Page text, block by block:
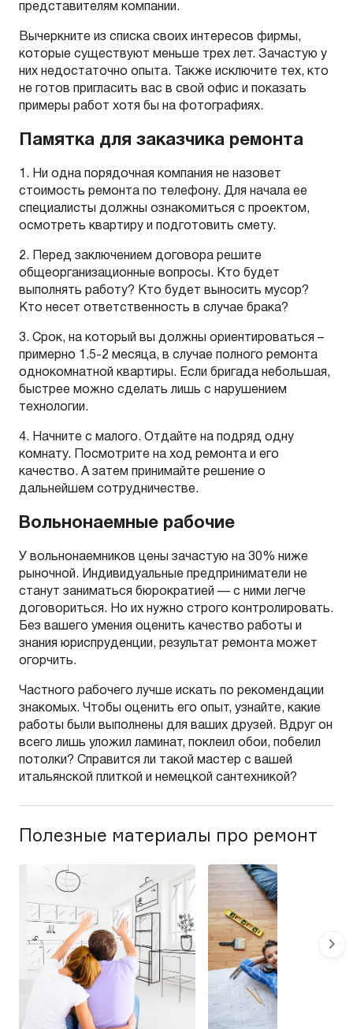
представителям компании.
Вычеркните из списка своих интересов фирмы,
которые существуют меньше трех лет. Зачастую у
них недостаточно опыта. Также исключите тех, кто
не готов пригласить вас в свой офис и показать
примеры работ хотя бы на фотографиях.
Памятка для заказчика ремонта
1. Ни одна порядочная компания не назовет
стоимость ремонта по телефону. Для начала ее
специалисты должны ознакомиться с проектом,
осмотреть квартиру и подготовить смету.
2. Перед заключением договора решите
общеорганизационные вопросы. Кто будет
выполнять работу? Кто будет выносить мусор?
Кто несет ответственность в случае брака?
3. Срок, на который вы должны ориентироваться –
примерно 1.5-2 месяца, в случае полного ремонта
однокомнатной квартиры. Если бригада небольшая,
быстрее можно сделать лишь с нарушением
технологии.
4. Начните с малого. Отдайте на подряд одну
комнату. Посмотрите на ход ремонта и его
качество. А затем принимайте решение о
дальнейшем сотрудничестве.
Вольнонаемные рабочие
У вольнонаемников цены зачастую на 30% ниже
рыночной. Индивидуальные предприниматели не
станут заниматься бюрократией — с ними легче
договориться. Но их нужно строго контролировать.
Без вашего умения оценить качество работы и
знания юриспруденции, результат ремонта может
огорчить.
Частного рабочего лучше искать по рекомендации
знакомых. Чтобы оценить его опыт, узнайте, какие
работы были выполнены для ваших друзей. Вдруг он
всего лишь уложил ламинат, поклеил обои, побелил
потолки? Справится ли такой мастер с вашей
итальянской плиткой и немецкой сантехникой?
Полезные материалы про ремонт